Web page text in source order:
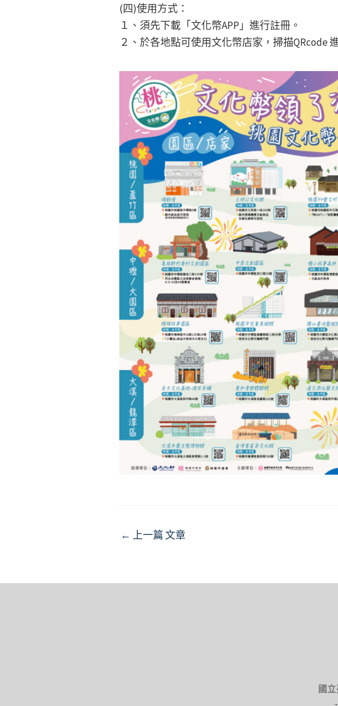
(四)使用方式：
１、須先下載「文化幣APP」進行註冊。
２、於各地點可使用文化幣店家，掃描QRcode
Post
← 上一篇 文章
國